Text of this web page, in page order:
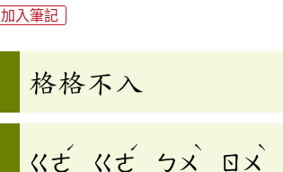
加入筆記
格格不入
ㄍㄜ
ˊ
ㄍㄜ
ˊ
ㄅㄨ
ˋ
ㄖㄨ
ˋ